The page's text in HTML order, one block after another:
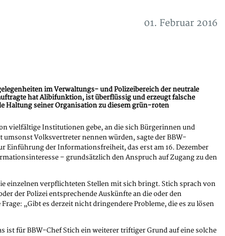
01. Februar 2016
im Verwaltungs- und Polizeibereich der neutrale
hat Alibifunktion, ist überflüssig und erzeugt falsche
Haltung seiner Organisation zu diesem grün-roten
vielfältige Institutionen gebe, an die sich Bürgerinnen und
umsonst Volksvertreter nennen würden, sagte der BBW-
Einführung der Informationsfreiheit, das erst am 16. Dezember
– grundsätzlich den Anspruch auf Zugang zu den
einzelnen verpflichteten Stellen mit sich bringt. Stich sprach von
der Polizei entsprechende Auskünfte an die oder den
„Gibt es derzeit nicht dringendere Probleme, die es zu lösen
ist für BBW-Chef Stich ein weiterer triftiger Grund auf eine solche